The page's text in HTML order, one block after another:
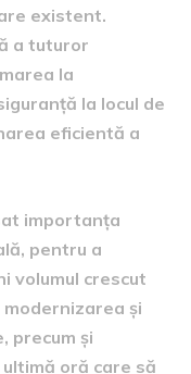
existent.
a tuturor
la
la locul de
eficientă a
importanța
pentru a
volumul crescut
și
precum și
oră care să